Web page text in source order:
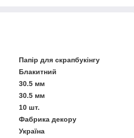
Папір для скрапбукінгу
Блакитний
30.5 мм
30.5 мм
10 шт.
Фабрика декору
Україна